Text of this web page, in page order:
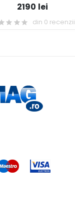
2190 lei
din 0 recenzii